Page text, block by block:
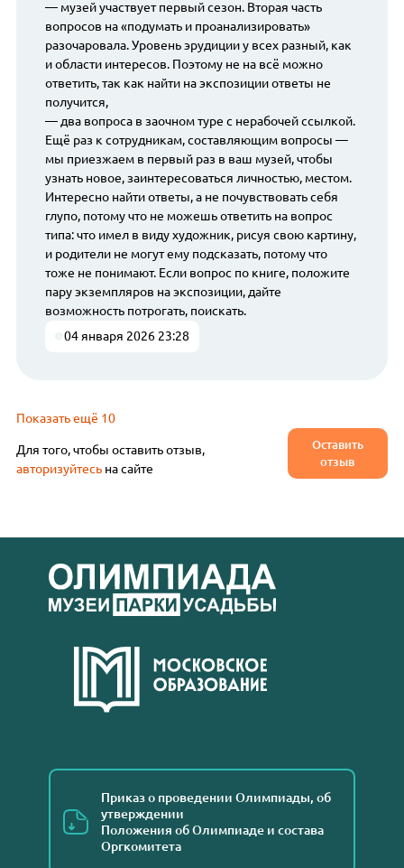
— музей участвует первый сезон. Вторая часть
вопросов на «подумать и проанализировать»
разочаровала. Уровень эрудиции у всех разный, как
и области интересов. Поэтому не на всё можно
ответить, так как найти на экспозиции ответы не
получится,
— два вопроса в заочном туре с нерабочей ссылкой.
Ещё раз к сотрудникам, составляющим вопросы —
мы приезжаем в первый раз в ваш музей, чтобы
узнать новое, заинтересоваться личностью, местом.
Интересно найти ответы, а не почувствовать себя
глупо, потому что не можешь ответить на вопрос
типа: что имел в виду художник, рисуя свою картину,
и родители не могут ему подсказать, потому что
тоже не понимают. Если вопрос по книге, положите
пару экземпляров на экспозиции, дайте
возможность потрогать, поискать.
04 января 2026 23:28
Показать ещё 10
Для того, чтобы оставить отзыв,
авторизуйтесь на сайте
Оставить
отзыв
Приказ о проведении Олимпиады, об
утверждении
Положения об Олимпиаде и состава
Оргкомитета